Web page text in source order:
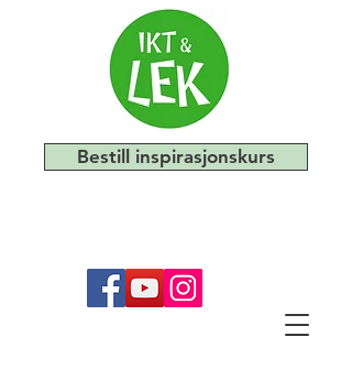
Bestill inspirasjonskurs